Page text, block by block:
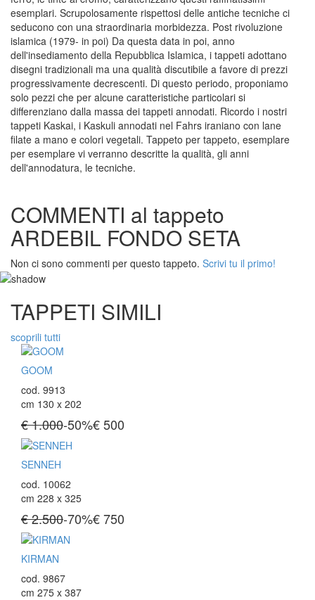
esemplari. Scrupolosamente rispettosi delle antiche tecniche ci
seducono con una straordinaria morbidezza. Post rivoluzione
islamica (1979- in poi) Da questa data in poi, anno
dell'insediamento della Repubblica Islamica, i tappeti adottano
disegni tradizionali ma una qualità discutibile a favore di prezzi
progressivamente decrescenti. Di questo periodo, proponiamo
solo pezzi che per alcune caratteristiche particolari si
differenziano dalla massa dei tappeti annodati. Ricordo i nostri
tappeti Kaskai, i Kaskuli annodati nel Fahrs iraniano con lane
filate a mano e colori vegetali. Tappeto per tappeto, esemplare
per esemplare vi verranno descritte la qualità, gli anni
dell'annodatura, le tecniche.
COMMENTI al tappeto
ARDEBIL FONDO SETA
Non ci sono commenti per questo tappeto. Scrivi tu il primo!
TAPPETI SIMILI
scoprili tutti
GOOM
cod. 9913
cm 130 x 202
€ 1.000-50%€500
SENNEH
cod. 10062
cm 228 x 325
€ 2.500-70%€750
KIRMAN
cod. 9867
cm 275 x 387